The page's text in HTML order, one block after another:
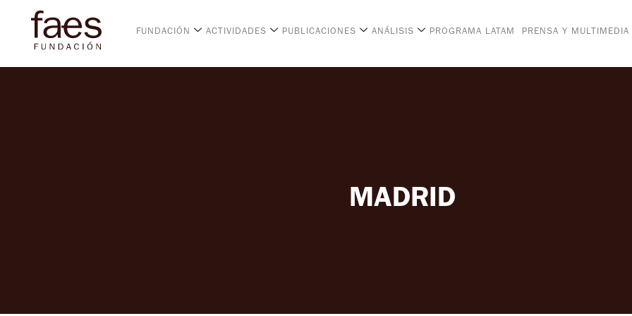
FUNDACIÓN ACTIVIDADES PUBLICACIONES ANÁLISIS PROGRAMA LATAM PRENSA Y MULTIMEDIA
MADRID